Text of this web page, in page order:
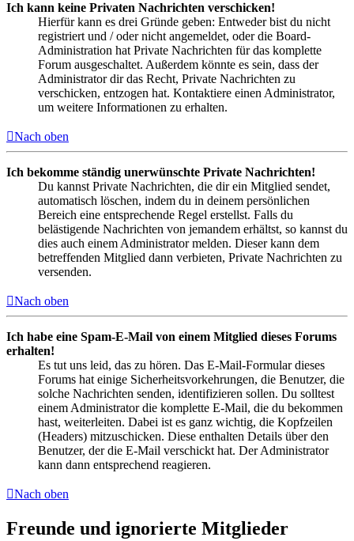
Ich kann keine Privaten Nachrichten verschicken!
Hierfür kann es drei Gründe geben: Entweder bist du nicht
registriert und / oder nicht angemeldet, oder die Board-
Administration hat Private Nachrichten für das komplette
Forum ausgeschaltet. Außerdem könnte es sein, dass der
Administrator dir das Recht, Private Nachrichten zu
verschicken, entzogen hat. Kontaktiere einen Administrator,
um weitere Informationen zu erhalten.
Nach oben
Ich bekomme ständig unerwünschte Private Nachrichten!
Du kannst Private Nachrichten, die dir ein Mitglied sendet,
automatisch löschen, indem du in deinem persönlichen
Bereich eine entsprechende Regel erstellst. Falls du
belästigende Nachrichten von jemandem erhältst, so kannst du
dies auch einem Administrator melden. Dieser kann dem
betreffenden Mitglied dann verbieten, Private Nachrichten zu
versenden.
Nach oben
Ich habe eine Spam-E-Mail von einem Mitglied dieses Forums
erhalten!
Es tut uns leid, das zu hören. Das E-Mail-Formular dieses
Forums hat einige Sicherheitsvorkehrungen, die Benutzer, die
solche Nachrichten senden, identifizieren sollen. Du solltest
einem Administrator die komplette E-Mail, die du bekommen
hast, weiterleiten. Dabei ist es ganz wichtig, die Kopfzeilen
(Headers) mitzuschicken. Diese enthalten Details über den
Benutzer, der die E-Mail verschickt hat. Der Administrator
kann dann entsprechend reagieren.
Nach oben
Freunde und ignorierte Mitglieder